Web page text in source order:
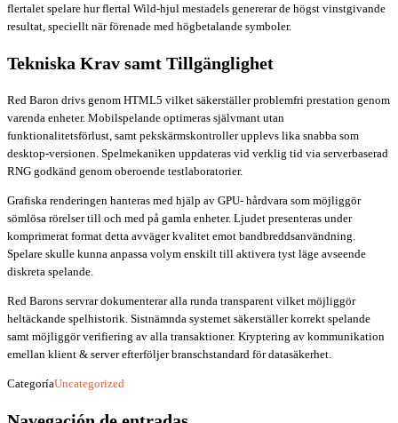
flertalet spelare hur flertal Wild-hjul mestadels genererar de högst vinstgivande
resultat, speciellt när förenade med högbetalande symboler.
Tekniska Krav samt Tillgänglighet
Red Baron drivs genom HTML5 vilket säkerställer problemfri prestation genom
varenda enheter. Mobilspelande optimeras självmant utan
funktionalitetsförlust, samt pekskärmskontroller upplevs lika snabba som
desktop-versionen. Spelmekaniken uppdateras vid verklig tid via serverbaserad
RNG godkänd genom oberoende testlaboratorier.
Grafiska renderingen hanteras med hjälp av GPU- hårdvara som möjliggör
sömlösa rörelser till och med på gamla enheter. Ljudet presenteras under
komprimerat format detta avväger kvalitet emot bandbreddsanvändning.
Spelare skulle kunna anpassa volym enskilt till aktivera tyst läge avseende
diskreta spelande.
Red Barons servrar dokumenterar alla runda transparent vilket möjliggör
heltäckande spelhistorik. Sistnämnda systemet säkerställer korrekt spelande
samt möjliggör verifiering av alla transaktioner. Kryptering av kommunikation
emellan klient & server efterföljer branschstandard för datasäkerhet.
CategoríaUncategorized